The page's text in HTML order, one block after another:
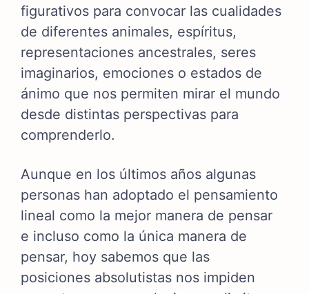
figurativos para convocar las cualidades
de diferentes animales, espíritus,
representaciones ancestrales, seres
imaginarios, emociones o estados de
ánimo que nos permiten mirar el mundo
desde distintas perspectivas para
comprenderlo.
Aunque en los últimos años algunas
personas han adoptado el pensamiento
lineal como la mejor manera de pensar
e incluso como la única manera de
pensar, hoy sabemos que las
posiciones absolutistas nos impiden